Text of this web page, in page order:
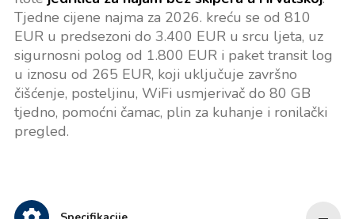
Tjedne cijene najma za 2026. kreću se od 810
EUR u predsezoni do 3.400 EUR u srcu ljeta, uz
sigurnosni polog od 1.800 EUR i paket transit log
u iznosu od 265 EUR, koji uključuje završno
čišćenje, posteljinu, WiFi usmjerivač do 80 GB
tjedno, pomoćni čamac, plin za kuhanje i ronilački
pregled.